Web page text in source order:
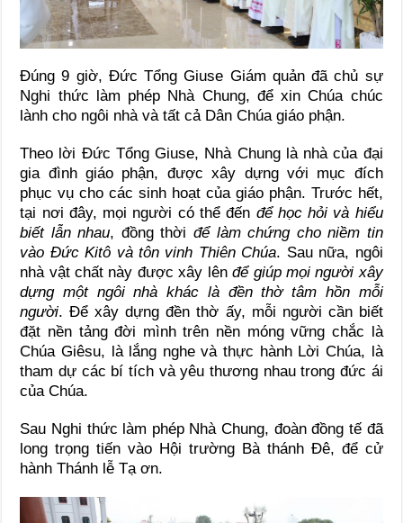
Đúng 9 giờ, Đức Tổng Giuse Giám quản đã chủ sự
Nghi thức làm phép Nhà Chung, để xin Chúa chúc
lành cho ngôi nhà và tất cả Dân Chúa giáo phận.
Theo lời Đức Tổng Giuse, Nhà Chung là nhà của đại
gia đình giáo phận, được xây dựng với mục đích
phục vụ cho các sinh hoạt của giáo phận. Trước hết,
tại nơi đây, mọi người có thể đến để học hỏi và hiểu
biết lẫn nhau, đồng thời để làm chứng cho niềm tin
vào Đức Kitô và tôn vinh Thiên Chúa. Sau nữa, ngôi
nhà vật chất này được xây lênđể giúp mọi người xây
dựng một ngôi nhà khác là đền thờ tâm hồn mỗi
người. Để xây dựng đền thờ ấy, mỗi người cần biết
đặt nền tảng đời mình trên nền móng vững chắc là
Chúa Giêsu, là lắng nghe và thực hành Lời Chúa, là
tham dự các bí tích và yêu thương nhau trong đức ái
của Chúa.
Sau Nghi thức làm phép Nhà Chung, đoàn đồng tế đã
long trọng tiến vào Hội trường Bà thánh Đê, để cử
hành Thánh lễ Tạ ơn.